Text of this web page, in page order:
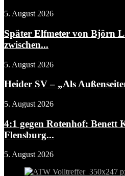
5. August 2026
Später Elfmeter von Björn
zwischen...
5. August 2026
Heider SV – „Als
5. August 2026
4:1 gegen Rotenhof: Benett
Flensburg...
5. August 2026